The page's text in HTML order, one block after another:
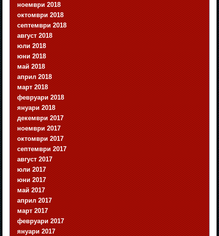
ноември 2018
октомври 2018
септември 2018
август 2018
юли 2018
юни 2018
май 2018
април 2018
март 2018
февруари 2018
януари 2018
декември 2017
ноември 2017
октомври 2017
септември 2017
август 2017
юли 2017
юни 2017
май 2017
април 2017
март 2017
февруари 2017
януари 2017